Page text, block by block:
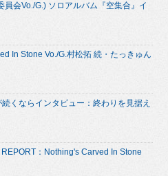
員会Vo./G.) ソロアルバム『空集合』イ
In Stone Vo./G.村松拓 続・たっきゅん
くならインタビュー：終わりを見据え
：Nothing's Carved In Stone